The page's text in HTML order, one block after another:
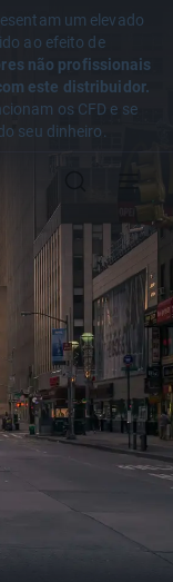
um elevado
ao efeito de
não profissionais
este distribuidor.
os CFD e se
seu dinheiro.